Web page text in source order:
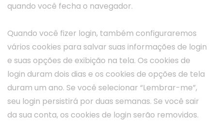
quando você fecha o navegador.
Quando você fizer login, também configuraremos
vários cookies para salvar suas informações de login
e suas opções de exibição na tela. Os cookies de
login duram dois dias e os cookies de opções de tela
duram um ano. Se você selecionar “Lembrar-me”,
seu login persistirá por duas semanas. Se você sair
da sua conta, os cookies de login serão removidos.